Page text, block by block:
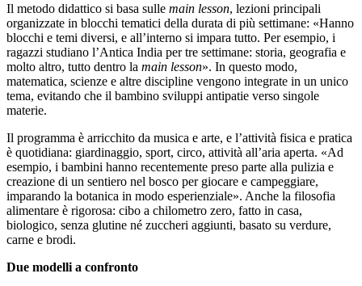
Il metodo didattico si basa sulle main lesson, lezioni principali
organizzate in blocchi tematici della durata di più settimane: «Hanno
blocchi e temi diversi, e all’interno si impara tutto. Per esempio, i
ragazzi studiano l’Antica India per tre settimane: storia, geografia e
molto altro, tutto dentro la main lesson». In questo modo,
matematica, scienze e altre discipline vengono integrate in un unico
tema, evitando che il bambino sviluppi antipatie verso singole
materie.
Il programma è arricchito da musica e arte, e l’attività fisica e pratica
è quotidiana: giardinaggio, sport, circo, attività all’aria aperta. «Ad
esempio, i bambini hanno recentemente preso parte alla pulizia e
creazione di un sentiero nel bosco per giocare e campeggiare,
imparando la botanica in modo esperienziale». Anche la filosofia
alimentare è rigorosa: cibo a chilometro zero, fatto in casa,
biologico, senza glutine né zuccheri aggiunti, basato su verdure,
carne e brodi.
Due modelli a confronto